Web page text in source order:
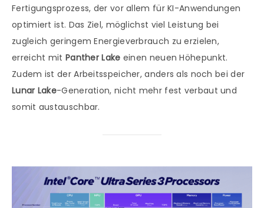
Fertigungsprozess, der vor allem für KI-Anwendungen
optimiert ist. Das Ziel, möglichst viel Leistung bei
zugleich geringem Energieverbrauch zu erzielen,
erreicht mit Panther Lake einen neuen Höhepunkt.
Zudem ist der Arbeitsspeicher, anders als noch bei der
Lunar Lake-Generation, nicht mehr fest verbaut und
somit austauschbar.